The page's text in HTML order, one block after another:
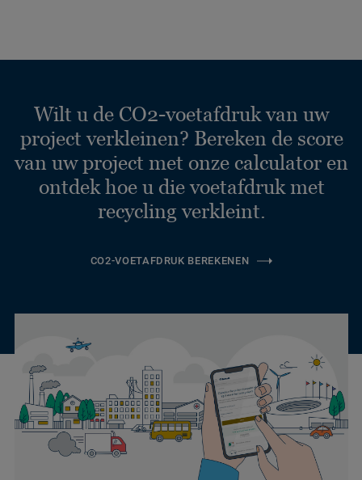
Wilt u de CO2-voetafdruk van uw
project verkleinen? Bereken de score
van uw project met onze calculator en
ontdek hoe u die voetafdruk met
recycling verkleint.
CO2-VOETAFDRUK BEREKENEN